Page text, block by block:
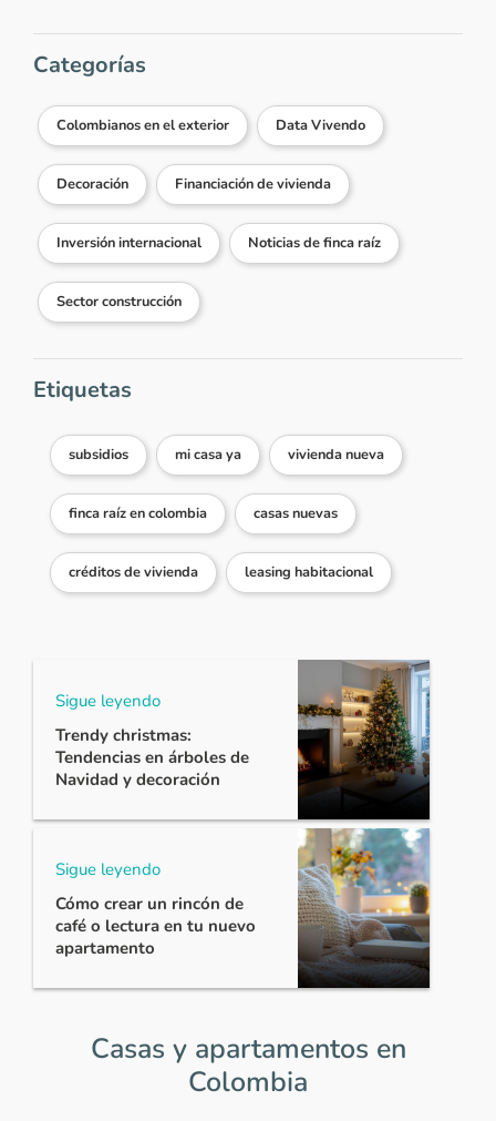
Categorías
Colombianos en el exterior Data Vivendo
Decoración Financiación de vivienda
Inversión internacional Noticias de finca raíz
Sector construcción
Etiquetas
subsidios mi casa ya vivienda nueva
finca raíz en colombia casas nuevas
créditos de vivienda leasing habitacional
Sigue leyendo
Trendy christmas:
Tendencias en árboles de
Navidad y decoración
Sigue leyendo
Cómo crear un rincón de
café o lectura en tu nuevo
apartamento
Casas y apartamentos en
Colombia